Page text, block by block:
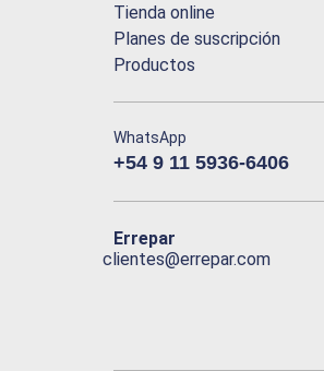
Tienda online
Planes de suscripción
Productos
WhatsApp
+54 9 11 5936-6406
Errepar
clientes@errepar.com